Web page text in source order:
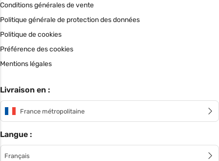
Conditions générales de vente
Politique générale de protection des données
Politique de cookies
Préférence des cookies
Mentions légales
Livraison en :
France métropolitaine
Langue :
Français